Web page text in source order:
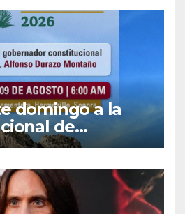
domingo a la
de
2026